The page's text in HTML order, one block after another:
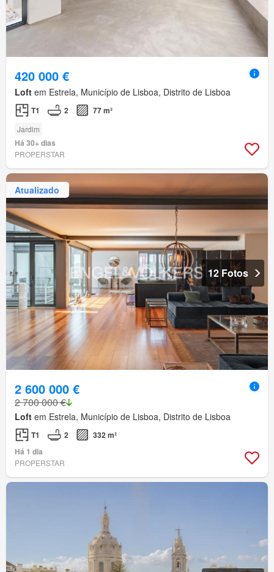
420 000 €
Loft em Estrela, Município de Lisboa, Distrito de Lisboa
T1 2 77 m²
Jardim
Há 30+ dias
PROPERSTAR
Atualizado
12 Fotos
2 600 000 €
2 700 000 €
Loft em Estrela, Município de Lisboa, Distrito de Lisboa
T1 2
332 m²
Há 1 dia
PROPERSTAR